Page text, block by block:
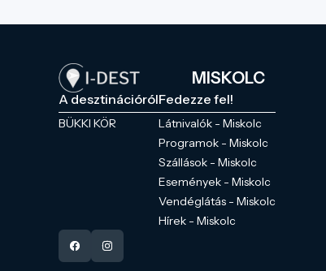
MISKOLC
A desztinációról
BÜKKI KÖR
Fedezze fel!
Látnivalók - Miskolc
Programok - Miskolc
Szállások - Miskolc
Események - Miskolc
Vendéglátás - Miskolc
Hírek - Miskolc